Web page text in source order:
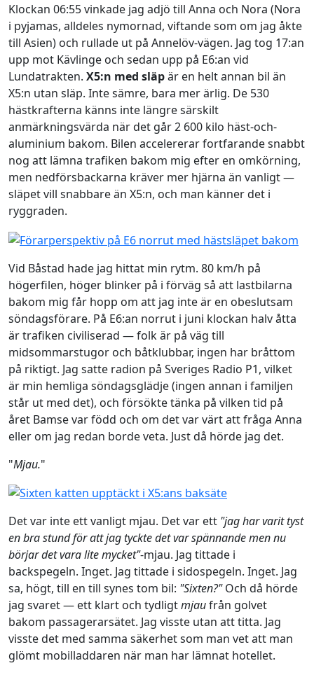
Klockan 06:55 vinkade jag adjö till Anna och Nora (Nora
i pyjamas, alldeles nymornad, viftande som om jag åkte
till Asien) och rullade ut på Annelöv-vägen. Jag tog 17:an
upp mot Kävlinge och sedan upp på E6:an vid
Lundatrakten. X5:n med släpär en helt annan bil än
X5:n utan släp. Inte sämre, bara mer ärlig. De 530
hästkrafterna känns inte längre särskilt
anmärkningsvärda när det går 2 600 kilo häst-och-
aluminium bakom. Bilen accelererar fortfarande snabbt
nog att lämna trafiken bakom mig efter en omkörning,
men nedförsbackarna kräver mer hjärna än vanligt —
släpet vill snabbare än X5:n, och man känner det i
ryggraden.
Vid Båstad hade jag hittat min rytm. 80 km/h på
högerfilen, höger blinker på i förväg så att lastbilarna
bakom mig får hopp om att jag inte är en obeslutsam
söndagsförare. På E6:an norrut i juni klockan halv åtta
är trafiken civiliserad — folk är på väg till
midsommarstugor och båtklubbar, ingen har bråttom
på riktigt. Jag satte radion på Sveriges Radio P1, vilket
är min hemliga söndagsglädje (ingen annan i familjen
står ut med det), och försökte tänka på vilken tid på
året Bamse var född och om det var värt att fråga Anna
eller om jag redan borde veta. Just då hörde jag det.
"Mjau."
Det var inte ett vanligt mjau. Det var ett "jag har varit tyst
en bra stund för att jag tyckte det var spännande men nu
börjar det vara lite mycket"-mjau. Jag tittade i
backspegeln. Inget. Jag tittade i sidospegeln. Inget. Jag
sa, högt, till en till synes tom bil: "Sixten?"Och då hörde
jag svaret — ett klart och tydligtmjaufrån golvet
bakom passagerarsätet. Jag visste utan att titta. Jag
visste det med samma säkerhet som man vet att man
glömt mobilladdaren när man har lämnat hotellet.